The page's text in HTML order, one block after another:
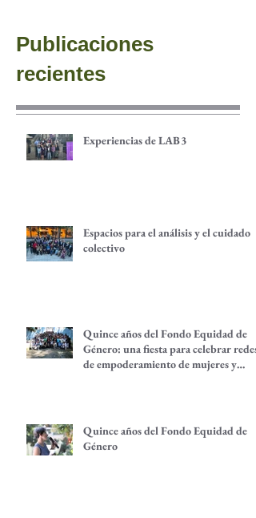
Publicaciones
recientes
Experiencias de LAB3
Espacios para el análisis y el cuidado
colectivo
Quince años del Fondo Equidad de
Género: una fiesta para celebrar redes
de empoderamiento de mujeres y
Quince años del Fondo Equidad de
Género